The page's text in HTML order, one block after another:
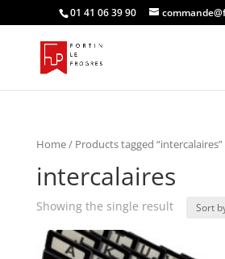
01 41 06 39 90
Home/ Products tagged “intercalaires”
intercalaires
Showing the single result